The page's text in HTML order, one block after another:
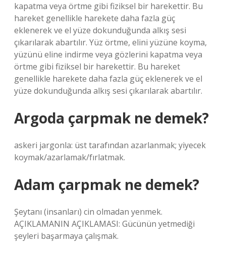
kapatma veya örtme gibi fiziksel bir harekettir. Bu
hareket genellikle harekete daha fazla güç
eklenerek ve el yüze dokunduğunda alkış sesi
çıkarılarak abartılır. Yüz örtme, elini yüzüne koyma,
yüzünü eline indirme veya gözlerini kapatma veya
örtme gibi fiziksel bir harekettir. Bu hareket
genellikle harekete daha fazla güç eklenerek ve el
yüze dokunduğunda alkış sesi çıkarılarak abartılır.
Argoda çarpmak ne demek?
askeri jargonla: üst tarafından azarlanmak; yiyecek
koymak/azarlamak/fırlatmak.
Adam çarpmak ne demek?
Şeytanı (insanları) cin olmadan yenmek.
AÇIKLAMANIN AÇIKLAMASI: Gücünün yetmediği
şeyleri başarmaya çalışmak.